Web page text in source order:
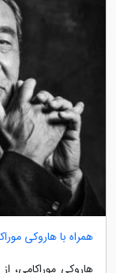
همراه با هاروکی